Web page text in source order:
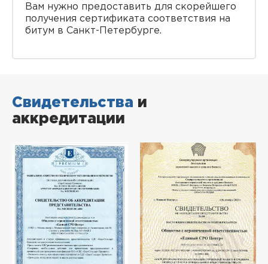
Вам нужно предоставить для скорейшего
получения сертификата соответствия на
битум в Санкт-Петербурге.
Свидетельства и
аккредитации